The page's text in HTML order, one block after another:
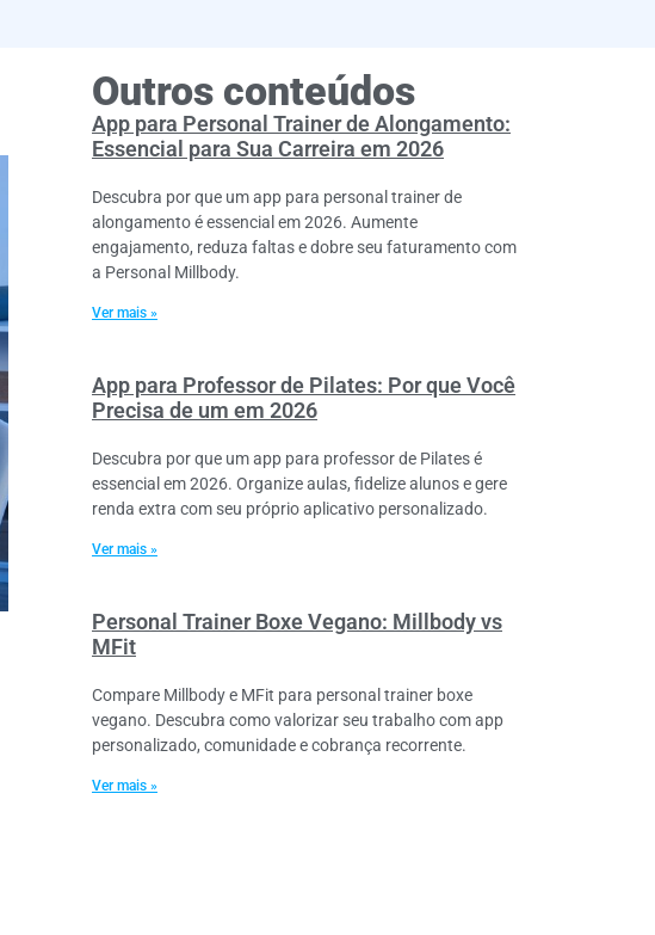
Outros conteúdos
App para Personal Trainer de Alongamento:
Essencial para Sua Carreira em 2026
Descubra por que um app para personal trainer de
alongamento é essencial em 2026. Aumente
engajamento, reduza faltas e dobre seu faturamento com
a Personal Millbody.
Ver mais »
App para Professor de Pilates: Por que Você
Precisa de um em 2026
Descubra por que um app para professor de Pilates é
essencial em 2026. Organize aulas, fidelize alunos e gere
renda extra com seu próprio aplicativo personalizado.
Ver mais »
Personal Trainer Boxe Vegano: Millbody vs
MFit
Compare Millbody e MFit para personal trainer boxe
vegano. Descubra como valorizar seu trabalho com app
personalizado, comunidade e cobrança recorrente.
Ver mais »